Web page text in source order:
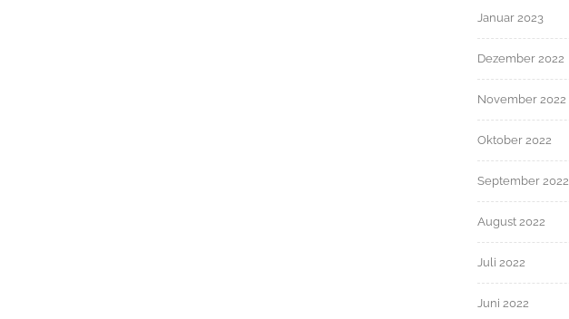
Januar 2023
Dezember 2022
November 2022
Oktober 2022
September 2022
August 2022
Juli 2022
Juni 2022